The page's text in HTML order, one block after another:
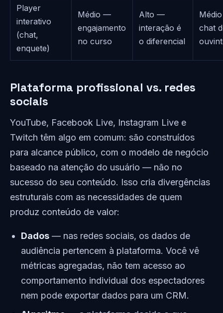
Player
interativo
(chat,
enquete)
Médio —
engajamento
no curso
Alto —
interação é
o diferencial
chat
Plataforma profissional vs. redes
sociais
YouTube, Facebook Live, Instagram Live e
Twitch têm algo em comum: são construídos
para alcance público, com o modelo de negócio
baseado na atenção do usuário — não no
sucesso do seu conteúdo. Isso cria divergências
estruturais com as necessidades de quem
produz conteúdo de valor:
Dados — nas redes sociais, os dados de
audiência pertencem à plataforma. Você vê
métricas agregadas, não tem acesso ao
comportamento individual dos espectadores
nem pode exportar dados para um CRM.